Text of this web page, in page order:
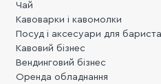
Чай
Кавоварки і кавомолки
Посуд і аксесуари для бариста
Кавовий бізнес
Вендинговий бізнес
Оренда обладнання